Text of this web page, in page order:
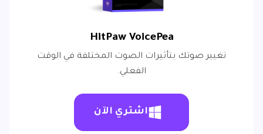
HitPaw VoicePea
تغيير صوتك بتأثيرات الصوت المختلفة في الوقت
الفعلي.
اشتري الآن